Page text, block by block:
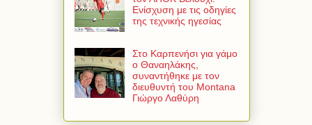
Ενίσχυση με τις οδηγίες
της τεχνικής ηγεσίας
Στο Καρπενήσι για γάμο
ο Θαναηλάκης,
συναντήθηκε με τον
διευθυντή του Montana
Γιώργο Λαθύρη